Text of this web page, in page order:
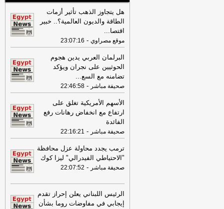
هل يتجاوز الذهب تأثير أزمات
الطاقة والديون العالمية؟.. خبير
اقتصا...
موقع مصراوي -
23:07:16
البرلمان العربي يدين هجوم
الحوثيين على نجران ويؤكد
تضامنه مع السع...
صحيفة مباشر -
22:46:58
الأسهم الأمريكية تغلق على
ارتفاع مع انخفاض رهانات رفع
الفائدة
صحيفة مباشر -
22:16:21
ترمب يجدد محاولة عزل محافظة
"الاحتياطي الفيدرالي" ليزا كوك
صحيفة مباشر -
22:07:52
الرئيس اللبناني يعلن إحراز تقدم
إيجابي في مفاوضات روما بشأن